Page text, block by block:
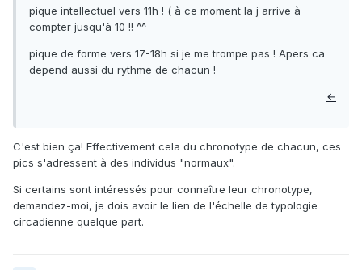
pique intellectuel vers 11h ! ( à ce moment la j arrive à
compter jusqu'à 10 !! ^^
pique de forme vers 17-18h si je me trompe pas ! Apers ca
depend aussi du rythme de chacun !
←
C'est bien ça! Effectivement cela du chronotype de chacun, ces
pics s'adressent à des individus "normaux".
Si certains sont intéressés pour connaître leur chronotype,
demandez-moi, je dois avoir le lien de l'échelle de typologie
circadienne quelque part.